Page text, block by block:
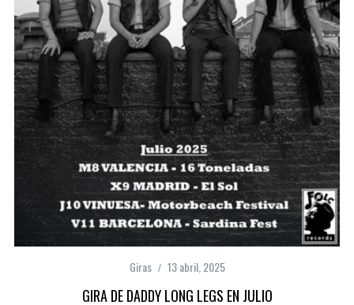
Giras 13 abril, 2025
GIRA DE DADDY LONG LEGS EN JULIO